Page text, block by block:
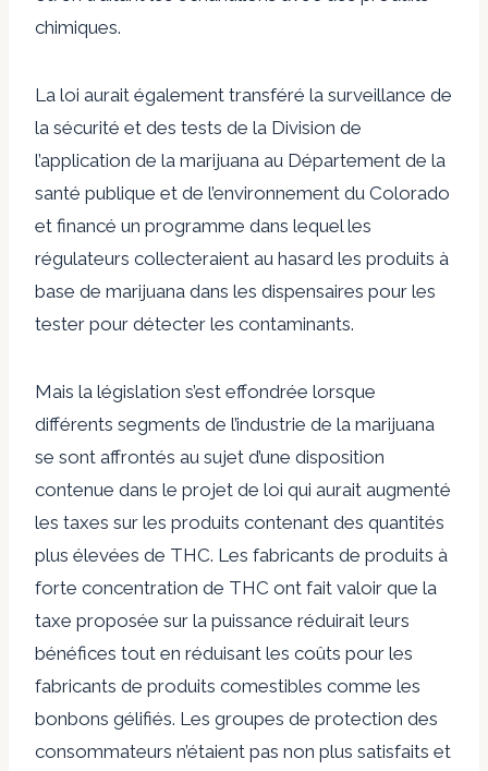
chimiques.
La loi aurait également transféré la surveillance de
la sécurité et des tests de la Division de
l’application de la marijuana au Département de la
santé publique et de l’environnement du Colorado
et financé un programme dans lequel les
régulateurs collecteraient au hasard les produits à
base de marijuana dans les dispensaires pour les
tester pour détecter les contaminants.
Mais la législation s’est effondrée lorsque
différents segments de l’industrie de la marijuana
se sont affrontés au sujet d’une disposition
contenue dans le projet de loi qui aurait augmenté
les taxes sur les produits contenant des quantités
plus élevées de THC. Les fabricants de produits à
forte concentration de THC ont fait valoir que la
taxe proposée sur la puissance réduirait leurs
bénéfices tout en réduisant les coûts pour les
fabricants de produits comestibles comme les
bonbons gélifiés. Les groupes de protection des
consommateurs n’étaient pas non plus satisfaits et